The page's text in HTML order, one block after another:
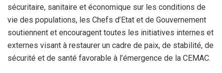
sécuritaire, sanitaire et économique sur les conditions de
vie des populations, les Chefs d’Etat et de Gouvernement
soutiennent et encouragent toutes les initiatives internes et
externes visant à restaurer un cadre de paix, de stabilité, de
sécurité et de santé favorable à l’émergence de la CEMAC.